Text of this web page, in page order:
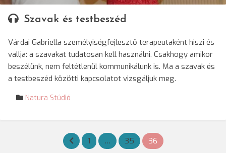
Szavak és testbeszéd
Várdai Gabriella személyiségfejlesztő terapeutaként hiszi és
vallja: a szavakat tudatosan kell használni. Csakhogy amikor
beszélünk, nem feltétlenül kommunikálunk is. Ma a szavak és
a testbeszéd közötti kapcsolatot vizsgáljuk meg.
Natura Stúdió
Bejegyzések 1 … 35 36